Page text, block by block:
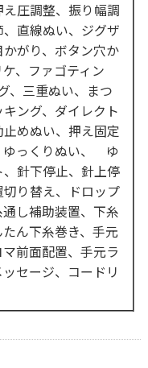
圧調整、振り幅調
直線ぬい、ジグザ
がり、ボタン穴か
、ファゴティン
、三重ぬい、まつ
ング、ダイレクト
めぬい、押え固定
ゆっくりぬい、 ゆ
針下停止、針上停
り替え、ドロップ
し補助装置、下糸
ん下糸巻き、手元
前面配置、手元ラ
セージ、コードリ